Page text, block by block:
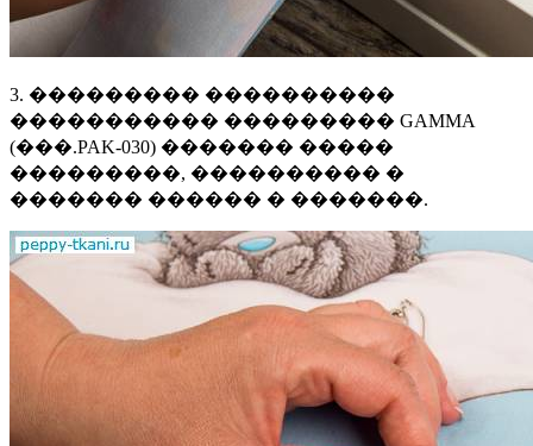
3. ��������� ����������
����������� ��������� GAMMA
(���.PAK-030) ������� �����
���������, ���������� �
������� ������ � �������.